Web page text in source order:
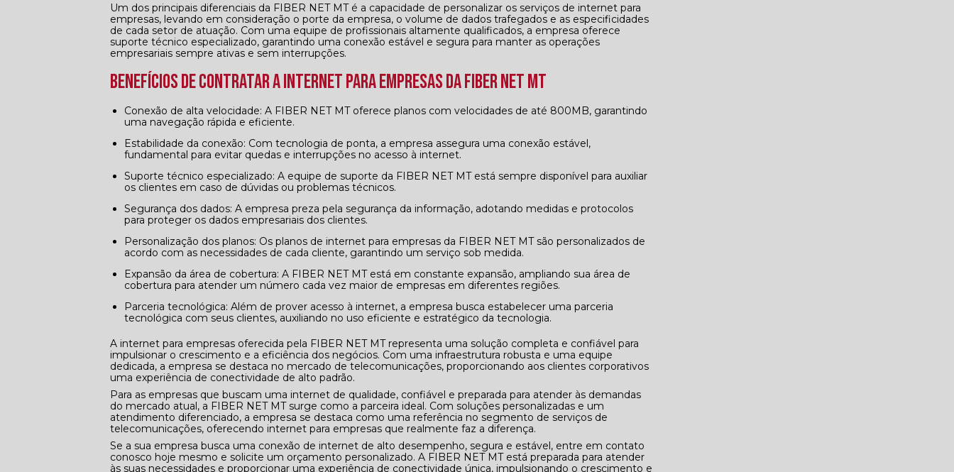
Um dos principais diferenciais da FIBER NET MT é a capacidade de personalizar os serviços de internet para
empresas, levando em consideração o porte da empresa, o volume de dados trafegados e as especificidades
de cada setor de atuação. Com uma equipe de profissionais altamente qualificados, a empresa oferece
suporte técnico especializado, garantindo uma conexão estável e segura para manter as operações
empresariais sempre ativas e sem interrupções.
Benefícios de Contratar a Internet para Empresas da FIBER NET MT
Conexão de alta velocidade: A FIBER NET MT oferece planos com velocidades de até 800MB, garantindo
uma navegação rápida e eficiente.
Estabilidade da conexão: Com tecnologia de ponta, a empresa assegura uma conexão estável,
fundamental para evitar quedas e interrupções no acesso à internet.
Suporte técnico especializado: A equipe de suporte da FIBER NET MT está sempre disponível para auxiliar
os clientes em caso de dúvidas ou problemas técnicos.
Segurança dos dados: A empresa preza pela segurança da informação, adotando medidas e protocolos
para proteger os dados empresariais dos clientes.
Personalização dos planos: Os planos de internet para empresas da FIBER NET MT são personalizados de
acordo com as necessidades de cada cliente, garantindo um serviço sob medida.
Expansão da área de cobertura: A FIBER NET MT está em constante expansão, ampliando sua área de
cobertura para atender um número cada vez maior de empresas em diferentes regiões.
Parceria tecnológica: Além de prover acesso à internet, a empresa busca estabelecer uma parceria
tecnológica com seus clientes, auxiliando no uso eficiente e estratégico da tecnologia.
A internet para empresas oferecida pela FIBER NET MT representa uma solução completa e confiável para
impulsionar o crescimento e a eficiência dos negócios. Com uma infraestrutura robusta e uma equipe
dedicada, a empresa se destaca no mercado de telecomunicações, proporcionando aos clientes corporativos
uma experiência de conectividade de alto padrão.
Para as empresas que buscam uma internet de qualidade, confiável e preparada para atender às demandas
do mercado atual, a FIBER NET MT surge como a parceira ideal. Com soluções personalizadas e um
atendimento diferenciado, a empresa se destaca como uma referência no segmento de serviços de
telecomunicações, oferecendo internet para empresas que realmente faz a diferença.
Se a sua empresa busca uma conexão de internet de alto desempenho, segura e estável, entre em contato
conosco hoje mesmo e solicite um orçamento personalizado. A FIBER NET MT está preparada para atender
às suas necessidades e proporcionar uma experiência de conectividade única, impulsionando o crescimento e